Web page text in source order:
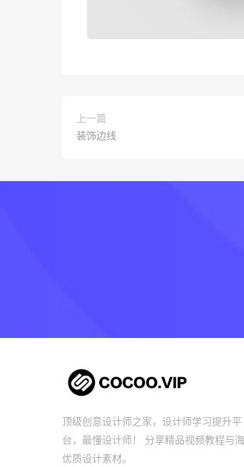
上一篇
装饰边线
顶级创意设计师之家，设计师学习提升平
台，最懂设计师！ 分享精品视频教程与
优质设计素材。